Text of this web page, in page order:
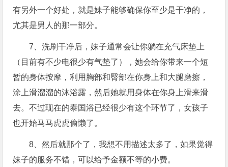
有另外一个好处，就是妹子能够确保你至少是干净的，
尤其是男人的那一部分。
7、洗刷干净后，妹子通常会让你躺在充气床垫上
（目前有不少电很少有气垫了），她会给你带来一个短
暂的身体按摩，利用胸部和臀部在你身上和大腿磨擦，
涂上滑溜溜的沐浴露，然后她就用身体在你身上滑来滑
去。不过现在的泰国浴已经很少有这个环节了，女孩子
也开始马马虎虎偷懒了。
8、然后就那个了，我想不用描述太多了，如果觉得
妹子的服务不错，可以给予金额不等的小费。